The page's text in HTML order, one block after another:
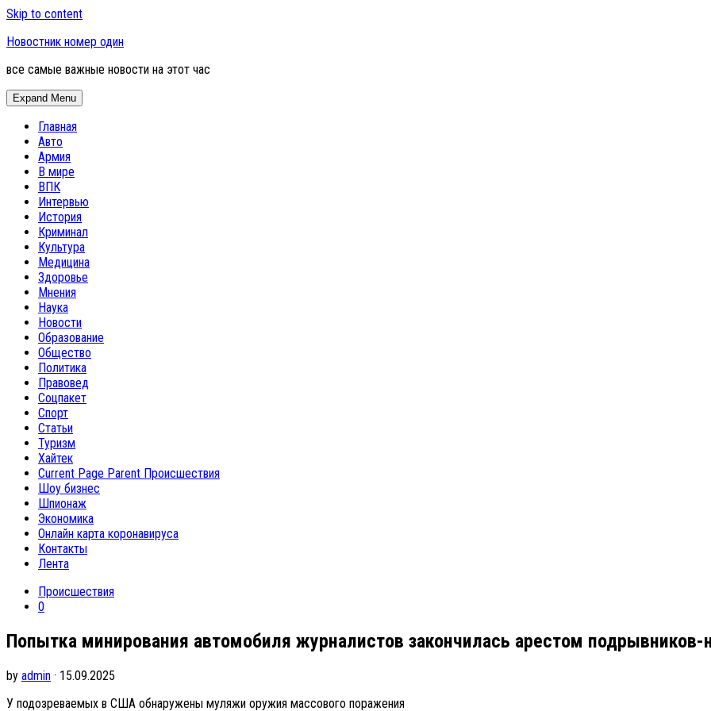
Skip to content
Новостник номер один
все самые важные новости на этот час
Expand Menu
Главная
Авто
Армия
В мире
ВПК
Интервью
История
Криминал
Культура
Медицина
Здоровье
Мнения
Наука
Новости
Образование
Общество
Политика
Правовед
Соцпакет
Спорт
Статьи
Туризм
Хайтек
Current Page Parent Происшествия
Шоу бизнес
Шпионаж
Экономика
Онлайн карта коронавируса
Контакты
Лента
Происшествия
0
Попытка минирования автомобиля журналистов закончилась арестом подрывников-
by admin · 15.09.2025
У подозреваемых в США обнаружены муляжи оружия массового поражения